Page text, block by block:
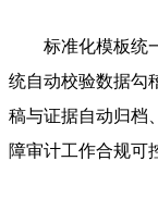
标准化模板统
统自动校验数据勾
稿与证据自动归档
障审计工作合规可